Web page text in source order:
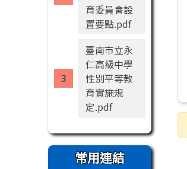
育委員會設
置要點.pdf
臺南市立永
仁高級中學
性別平等教
育實施規
定.pdf
常用連結